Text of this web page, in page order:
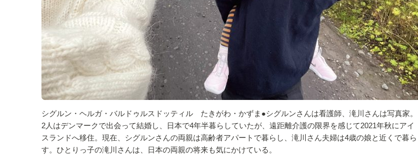
シグルン・ヘルガ・バルドゥルスドッティル たきがわ・かずま●シグルンさんは看護師、滝川さんは写真家。
2人はデンマークで出会って結婚し、日本で4年半暮らしていたが、遠距離介護の限界を感じて2021年秋にアイ
スランドへ移住。現在、シグルンさんの両親は高齢者アパートで暮らし、滝川さん夫婦は4歳の娘と近くで暮ら
す。ひとりっ子の滝川さんは、日本の両親の将来も気にかけている。